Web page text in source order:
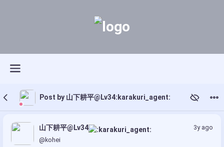
Post by 山下耕平@Lv34:karakuri_agent:
山下耕平@Lv34
@kohei
3y ago